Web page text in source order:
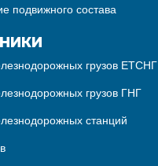
подвижного состава
грузов ЕТСНГ
грузов ГНГ
станций